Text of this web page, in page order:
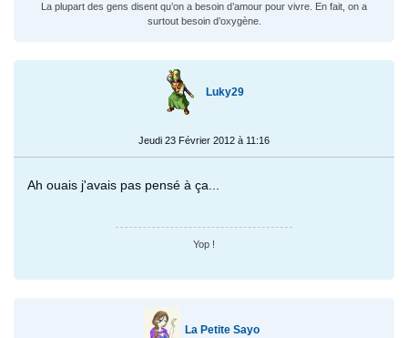
La plupart des gens disent qu’on a besoin d’amour pour vivre. En fait, on a
surtout besoin d’oxygène.
Luky29
Jeudi 23 Février 2012 à 11:16
Ah ouais j'avais pas pensé à ça...
Yop !
La Petite Sayo